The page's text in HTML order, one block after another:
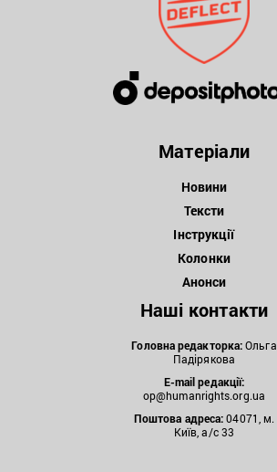
Матеріали
Новини
Тексти
Інструкції
Колонки
Анонси
Наші контакти
Головна редакторка:Ольга
Падірякова
E-mail редакції:
op@humanrights.org.ua
Поштова адреса:04071, м.
Київ, а/с 33